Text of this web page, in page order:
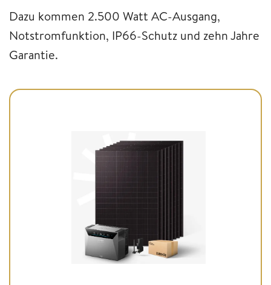
Dazu kommen 2.500 Watt AC-Ausgang,
Notstromfunktion, IP66-Schutz und zehn Jahre
Garantie.